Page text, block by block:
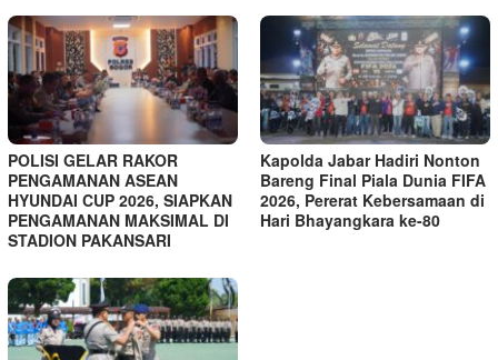
POLISI GELAR RAKOR
PENGAMANAN ASEAN
HYUNDAI CUP 2026, SIAPKAN
PENGAMANAN MAKSIMAL DI
STADION PAKANSARI
Kapolda Jabar Hadiri Nonton
Bareng Final Piala Dunia FIFA
2026, Pererat Kebersamaan di
Hari Bhayangkara ke-80